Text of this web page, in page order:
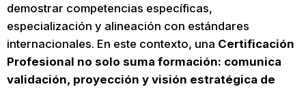
demostrar competencias específicas,
especialización y alineación con estándares
internacionales. En este contexto, una Certificación
Profesional no solo suma formación: comunica
validación, proyección y visión estratégica de